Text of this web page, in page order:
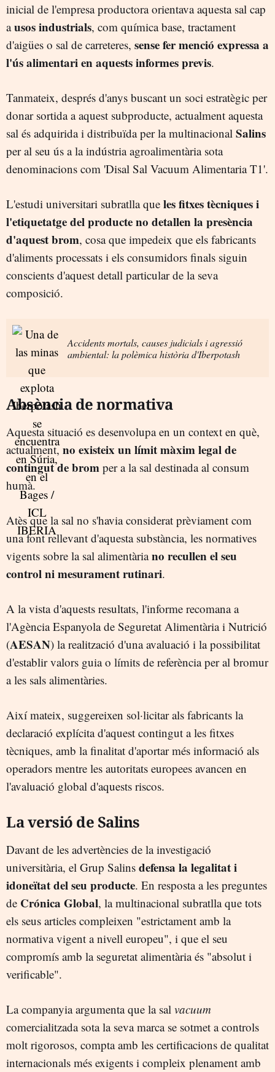
inicial de l'empresa productora orientava aquesta sal cap
ausos industrials, com química base, tractament
d'aigües o sal de carreteres, sense fer menció expressa a
l'ús alimentari en aquests informes previs.
Tanmateix, després d'anys buscant un soci estratègic per
donar sortida a aquest subproducte, actualment aquesta
sal és adquirida i distribuïda per la multinacional Salins
per al seu ús a la indústria agroalimentària sota
denominacions com 'Disal Sal Vacuum Alimentaria T1'.
L'estudi universitari subratlla que les fitxes tècniques i
l'etiquetatge del producte no detallen la presència
d'aquest brom, cosa que impedeix que els fabricants
d'aliments processats i els consumidors finals siguin
conscients d'aquest detall particular de la seva
composició.
Accidents mortals, causes judicials i agressió
ambiental: la polèmica història d'Iberpotash
Absència de normativa
Aquesta situació es desenvolupa en un context en què,
actualment,no existeix un límit màxim legal de
contingut de brom per a la sal destinada al consum
humà.
Atès que la sal no s'havia considerat prèviament com
una font rellevant d'aquesta substància, les normatives
vigents sobre la sal alimentàriano recullen el seu
control ni mesurament rutinari.
A la vista d'aquests resultats, l'informe recomana a
l'Agència Espanyola de Seguretat Alimentària i Nutrició
(AESAN) la realització d'una avaluació i la possibilitat
d'establir valors guia o límits de referència per al bromur
a les sals alimentàries.
Així mateix, suggereixen sol·licitar als fabricants la
declaració explícita d'aquest contingut a les fitxes
tècniques, amb la finalitat d'aportar més informació als
operadors mentre les autoritats europees avancen en
l'avaluació global d'aquests riscos.
La versió de Salins
Davant de les advertències de la investigació
universitària, el Grup Salins defensa la legalitat i
idoneïtat del seu producte. En resposta a les preguntes
de Crónica Global, la multinacional subratlla que tots
els seus articles compleixen "estrictament amb la
normativa vigent a nivell europeu", i que el seu
compromís amb la seguretat alimentària és "absolut i
verificable".
La companyia argumenta que la sal vacuum
comercialitzada sota la seva marca se sotmet a controls
molt rigorosos, compta amb les certificacions de qualitat
internacionals més exigents i compleix plenament amb